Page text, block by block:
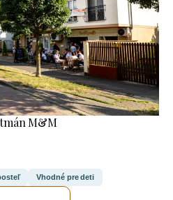
M&M
Vhodné pre deti